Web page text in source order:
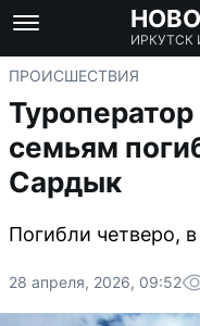
ИРКУТСК
ПРОИСШЕСТВИЯ
семьям
Сардык
Погибли четверо,
28 апреля, 2026, 09:52